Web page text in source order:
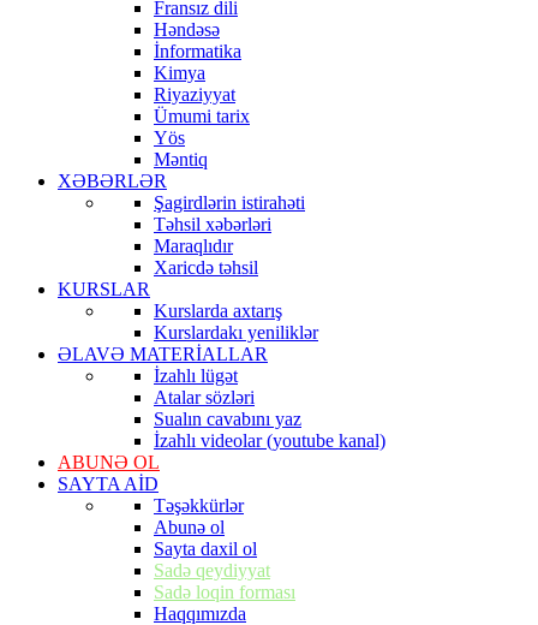
Fransız dili
Həndəsə
İnformatika
Kimya
Riyaziyyat
Ümumi tarix
Yös
Məntiq
XƏBƏRLƏR
Şagirdlərin istirahəti
Təhsil xəbərləri
Maraqlıdır
Xaricdə təhsil
KURSLAR
Kurslarda axtarış
Kurslardakı yeniliklər
ƏLAVƏ MATERİALLAR
İzahlı lügət
Atalar sözləri
Sualın cavabını yaz
İzahlı videolar (youtube kanal)
ABUNƏ OL
SAYTA AİD
Təşəkkürlər
Abunə ol
Sayta daxil ol
Sadə qeydiyyat
Sadə loqin forması
Haqqımızda